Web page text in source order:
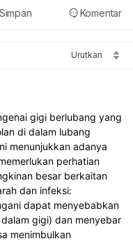
Simpan Komentar
Urutkan
gigi berlubang yang
di dalam lubang
menunjukkan adanya
perhatian
besar berkaitan
dan infeksi:
dapat menyebabkan
gigi) dan menyebar
menimbulkan